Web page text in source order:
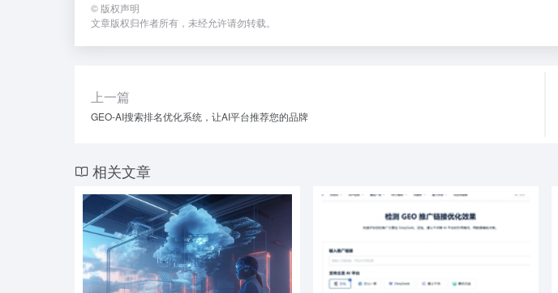
© 版权声明
文章版权归作者所有，未经允许请勿转载。
上一篇
GEO-AI搜索排名优化系统，让AI平台推荐您的品牌
相关文章